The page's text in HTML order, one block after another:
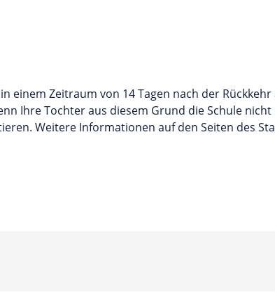
Zeitraum von 14 Tagen nach der
Ihre Tochter aus diesem Grund die Schule
Weitere Informationen auf den Seiten des